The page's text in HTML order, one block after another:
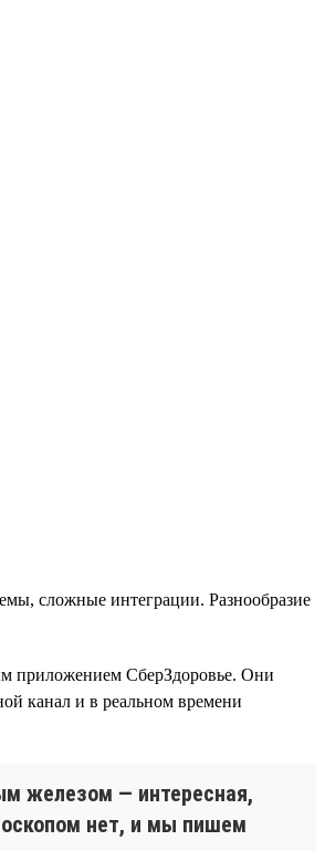
сложные интеграции. Разнообразие
приложением СберЗдоровье. Они
канал и в реальном времени
железом — интересная,
нет, и мы пишем